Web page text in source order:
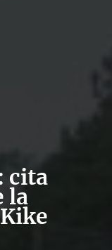
cita
la